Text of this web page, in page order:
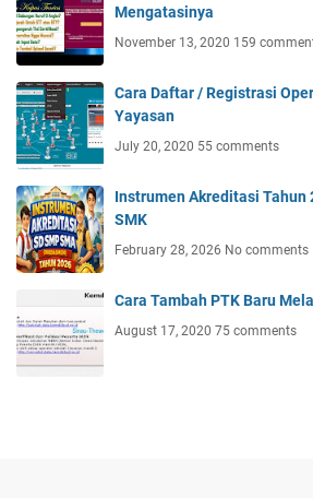
Mengatasinya
November 13, 2020 159
Cara Daftar / Registrasi
Yayasan
July 20, 2020 55 comments
Instrumen Akreditasi Tahun
SMK
February 28, 2026 No comments
Cara Tambah PTK Baru
August 17, 2020 75 comments